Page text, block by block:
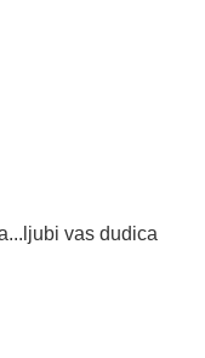
vas dudica